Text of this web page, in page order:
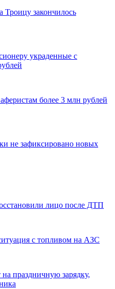
Троицу закончилось
украденные с
более 3 млн рублей
не зафиксировано новых
лицо после ДТП
с топливом на АЗС
праздничную зарядку,